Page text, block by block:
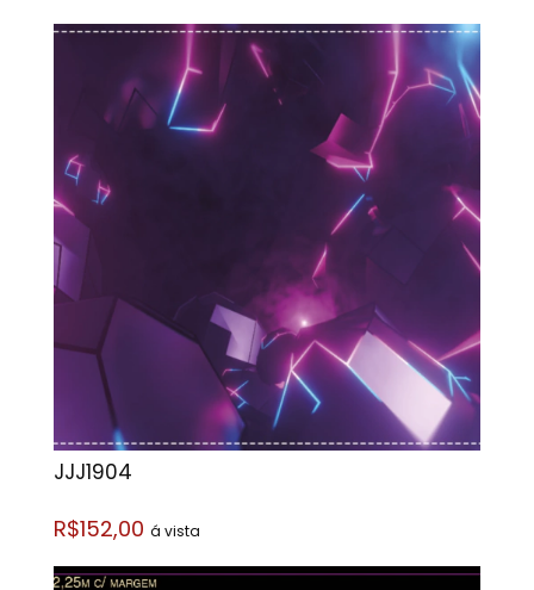
JJJ1904
R$152,00 á vista